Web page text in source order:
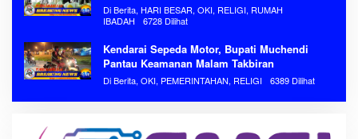
Di Berita, HARI BESAR, OKI, RELIGI, RUMAH
IBADAH
6728 Dilihat
Kendarai Sepeda Motor, Bupati Muchendi
Pantau Keamanan Malam Takbiran
Di Berita, OKI, PEMERINTAHAN, RELIGI 6389 Dilihat